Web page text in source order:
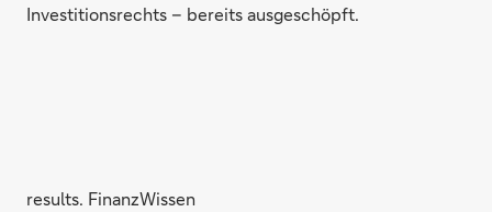
Investitionsrechts – bereits ausgeschöpft.
results. FinanzWissen